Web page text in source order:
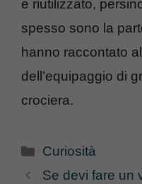
e riutilizzato,
spesso sono la
hanno raccontato
dell’equipaggio di
crociera.
Categorie
Curiosità
Se devi fare un